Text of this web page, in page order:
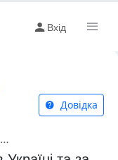
Вхід
Довідка